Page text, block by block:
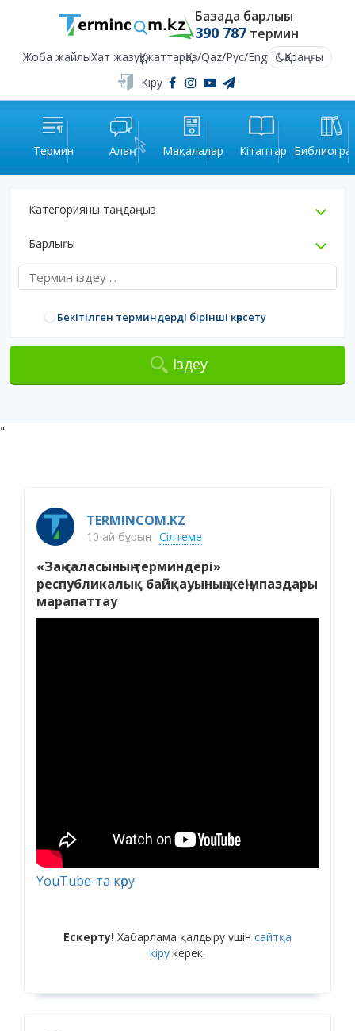
Базада барлығы
390 787термин
Жоба жайлыХат жазуҚұжаттарҚаз/Qaz/Рус/Eng
Қараңғы
Кіру
Термин Алаң Мақалалар Кітаптар
Категорияны таңдаңыз
Барлығы
Бекітілген терминдерді бірінші көрсету
Іздеу
"
TERMINCOM.KZ
10 ай бұрын Сілтеме
«Заң саласының терминдері»
республикалық байқауының жеңімпаздары
марапаттау
YouTube-та көру
Ескерту! Хабарлама қалдыру үшін сайтқа
кіру керек.